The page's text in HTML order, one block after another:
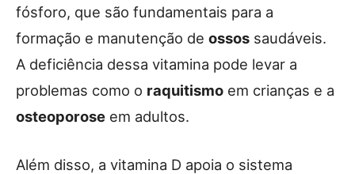
fósforo, que são fundamentais para a
formação e manutenção de ossos saudáveis.
A deficiência dessa vitamina pode levar a
problemas como o raquitismo em crianças e a
osteoporose em adultos.
Além disso, a vitamina D apoia o sistema